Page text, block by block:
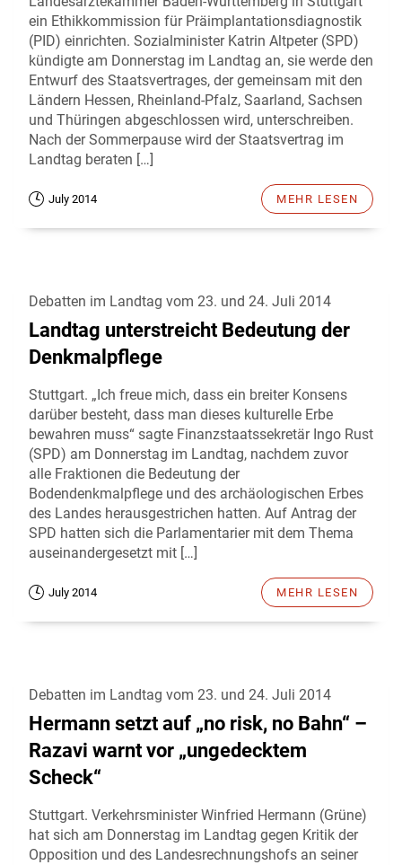
ein Ethikkommission für Präimplantationsdiagnostik
(PID) einrichten. Sozialminister Katrin Altpeter (SPD)
kündigte am Donnerstag im Landtag an, sie werde den
Entwurf des Staatsvertrages, der gemeinsam mit den
Ländern Hessen, Rheinland-Pfalz, Saarland, Sachsen
und Thüringen abgeschlossen wird, unterschreiben.
Nach der Sommerpause wird der Staatsvertrag im
Landtag beraten […]
July 2014 MEHR LESEN
Debatten im Landtag vom 23. und 24. Juli 2014
Landtag unterstreicht Bedeutung der
Denkmalpflege
Stuttgart. „Ich freue mich, dass ein breiter Konsens
darüber besteht, dass man dieses kulturelle Erbe
bewahren muss“ sagte Finanzstaatssekretär Ingo Rust
(SPD) am Donnerstag im Landtag, nachdem zuvor
alle Fraktionen die Bedeutung der
Bodendenkmalpflege und des archäologischen Erbes
des Landes herausgestrichen hatten. Auf Antrag der
SPD hatten sich die Parlamentarier mit dem Thema
auseinandergesetzt mit […]
July 2014 MEHR LESEN
Debatten im Landtag vom 23. und 24. Juli 2014
Hermann setzt auf „no risk, no Bahn“ –
Razavi warnt vor „ungedecktem
Scheck“
Stuttgart. Verkehrsminister Winfried Hermann (Grüne)
hat sich am Donnerstag im Landtag gegen Kritik der
Opposition und des Landesrechnungshofs an seiner